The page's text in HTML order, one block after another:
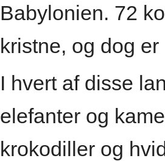
Babylonien. 72
kristne, og dog
I hvert af disse
elefanter og
krokodiller og